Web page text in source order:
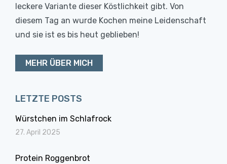
leckere Variante dieser Köstlichkeit gibt. Von
diesem Tag an wurde Kochen meine Leidenschaft
und sie ist es bis heut geblieben!
MEHR ÜBER MICH
LETZTE POSTS
Würstchen im Schlafrock
27. April 2025
Protein Roggenbrot